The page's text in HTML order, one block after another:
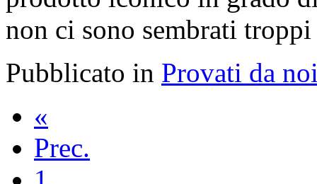
non ci sono sembrati
Pubblicato in Provati da
«
Prec.